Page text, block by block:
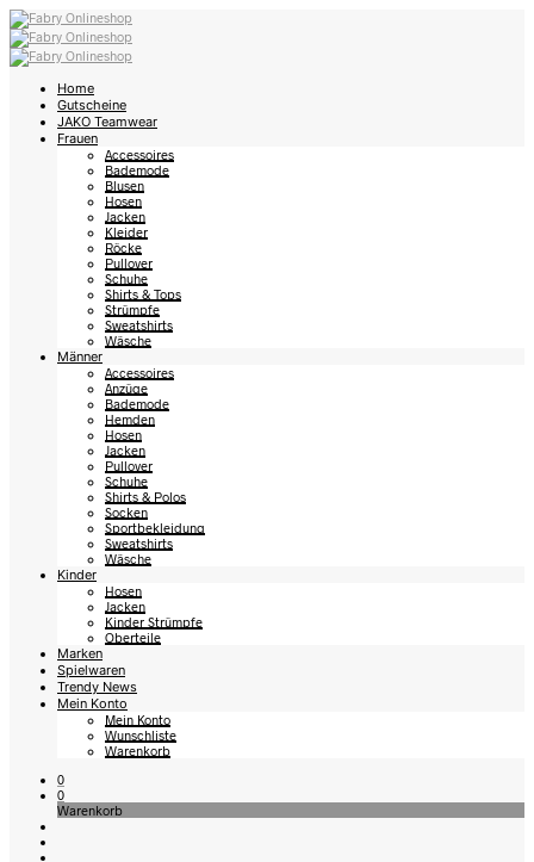
Home
Gutscheine
JAKO Teamwear
Frauen
Accessoires
Bademode
Blusen
Hosen
Jacken
Kleider
Röcke
Pullover
Schuhe
Shirts & Tops
Strümpfe
Sweatshirts
Wäsche
Männer
Accessoires
Anzüge
Bademode
Hemden
Hosen
Jacken
Pullover
Schuhe
Shirts & Polos
Socken
Sportbekleidung
Sweatshirts
Wäsche
Kinder
Hosen
Jacken
Kinder Strümpfe
Oberteile
Marken
Spielwaren
Trendy News
Mein Konto
Mein Konto
Wunschliste
Warenkorb
0
0
Warenkorb